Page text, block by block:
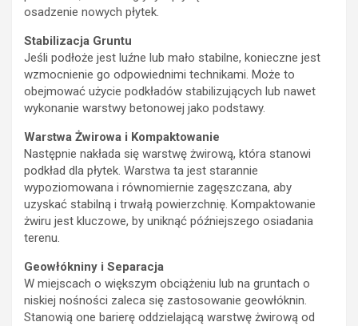
osadzenie nowych płytek.
Stabilizacja Gruntu
Jeśli podłoże jest luźne lub mało stabilne, konieczne jest
wzmocnienie go odpowiednimi technikami. Może to
obejmować użycie podkładów stabilizujących lub nawet
wykonanie warstwy betonowej jako podstawy.
Warstwa Żwirowa i Kompaktowanie
Następnie nakłada się warstwę żwirową, która stanowi
podkład dla płytek. Warstwa ta jest starannie
wypoziomowana i równomiernie zagęszczana, aby
uzyskać stabilną i trwałą powierzchnię. Kompaktowanie
żwiru jest kluczowe, by uniknąć późniejszego osiadania
terenu.
Geowłókniny i Separacja
W miejscach o większym obciążeniu lub na gruntach o
niskiej nośności zaleca się zastosowanie geowłóknin.
Stanowią one barierę oddzielającą warstwę żwirową od